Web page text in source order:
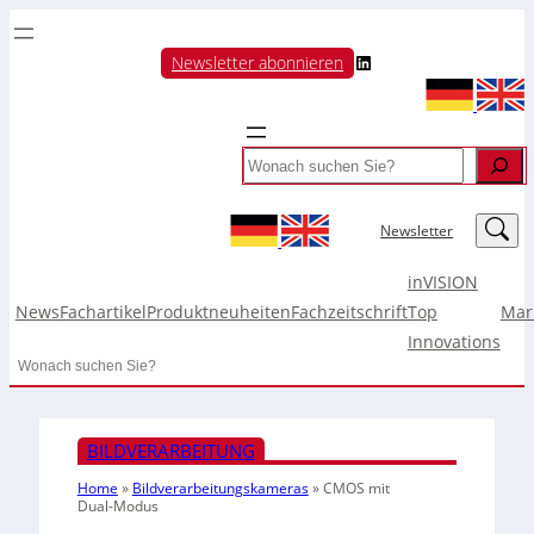
Newsletter abonnieren LinkedIn
Search
Newsletter LinkedIn
NewsFachartikelProduktneuheitenFachzeitschrift
inVISION
Top
Innovations
Search
BILDVERARBEITUNG
Home » Bildverarbeitungskameras»CMOS mit
Dual-Modus